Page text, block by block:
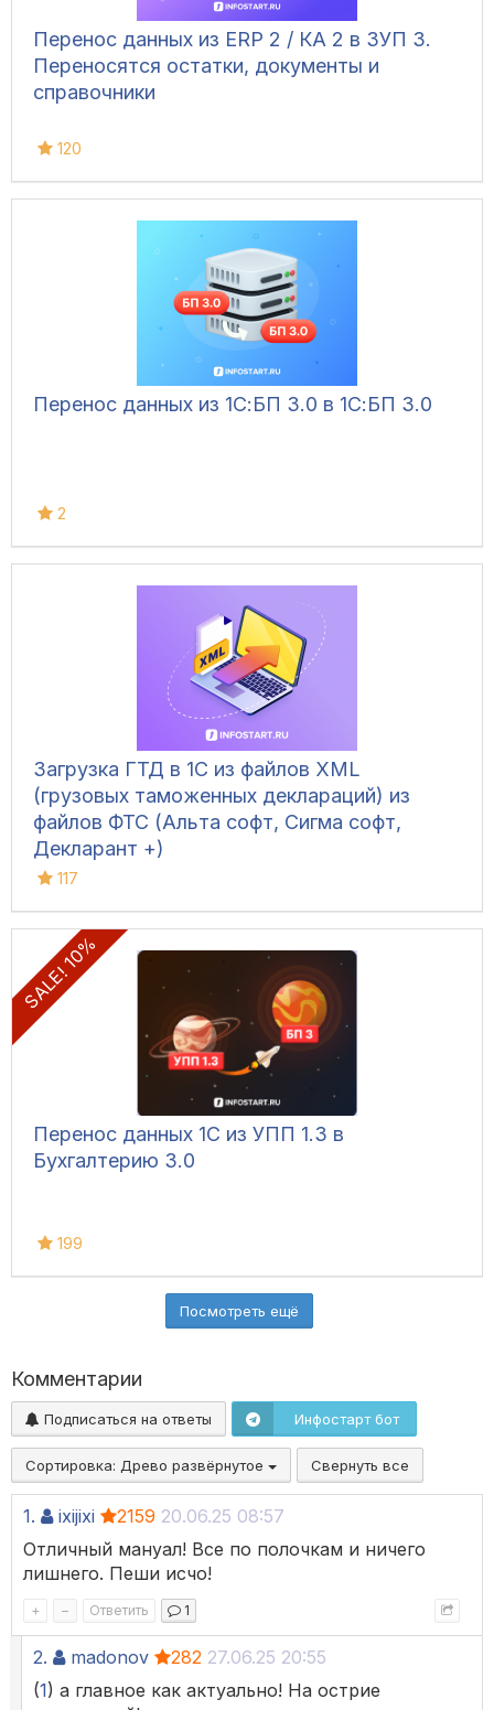
Перенос данных из ERP 2 / КА 2 в ЗУП 3.
Переносятся остатки, документы и
справочники
120
Перенос данных из 1С:БП 3.0 в 1С:БП 3.0
2
Загрузка ГТД в 1С из файлов XML
(грузовых таможенных деклараций) из
файлов ФТС (Альта софт, Сигма софт,
Декларант +)
117
SALE! 10%
Перенос данных 1С из УПП 1.3 в
Бухгалтерию 3.0
199
Посмотреть ещё
Комментарии
Подписаться на ответы Инфостарт бот
Сортировка: Древо развёрнутое Свернуть все
1. ixijixi 2159 20.06.25 08:57
Отличный мануал! Все по полочкам и ничего
лишнего. Пеши исчо!
+ – Ответить 1
2. madonov 282 27.06.25 20:55
(1) а главное как актуально! На острие